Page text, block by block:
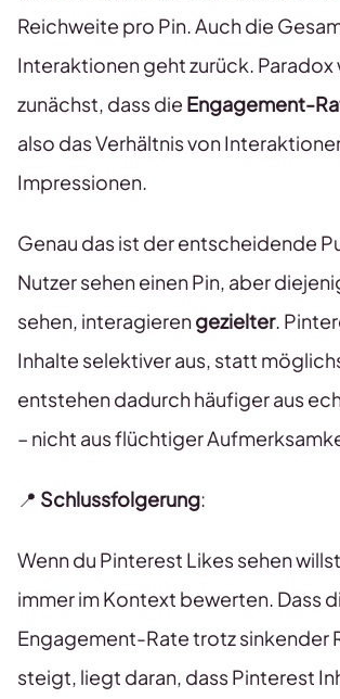
Reichweite pro Pin. Auch die
Interaktionen geht zurück. Paradox
zunächst, dass die Engagement-
also das Verhältnis von
Impressionen.
Genau das ist der entscheidende
Nutzer sehen einen Pin, aber
sehen, interagierengezielter.
Inhalte selektiver aus, statt
entstehen dadurch häufiger aus
– nicht aus flüchtiger
📍 Schlussfolgerung:
Wenn du Pinterest Likes sehen
immer im Kontext bewerten. Dass
Engagement-Rate trotz sinkender
steigt, liegt daran, dass Pinterest